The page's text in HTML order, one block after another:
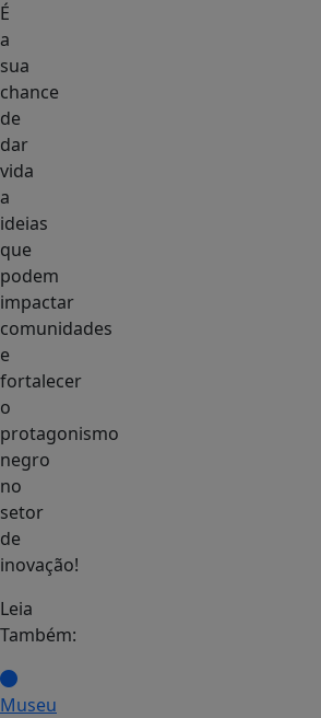
É
a
sua
chance
de
dar
vida
a
ideias
que
podem
impactar
comunidades
e
fortalecer
o
protagonismo
negro
no
setor
de
inovação!
Leia
Também:
Museu